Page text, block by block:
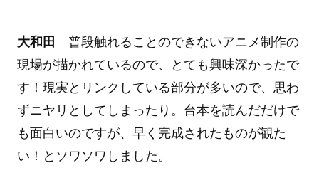
大和田 普段触れることのできないアニメ制作の
現場が描かれているので、とても興味深かったで
す！現実とリンクしている部分が多いので、思わ
ずニヤリとしてしまったり。台本を読んだだけで
も面白いのですが、早く完成されたものが観た
い！とソワソワしました。